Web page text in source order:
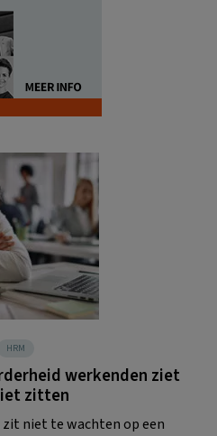
HRM
werkenden ziet
zitten
zit niet te wachten op een